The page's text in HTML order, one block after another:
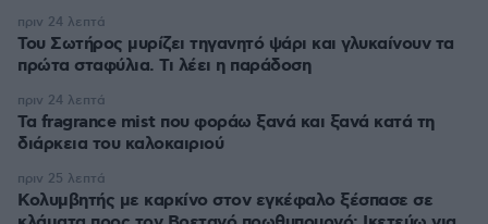
Του Σωτήρος μυρίζει τηγανητό ψάρι και γλυκαίνουν τα
πρώτα σταφύλια. Τι λέει η παράδοση
πριν 24 λεπτά
Τα fragrance mist που φοράω ξανά και ξανά κατά τη
διάρκεια του καλοκαιριού
πριν 24 λεπτά
Κολυμβητής με καρκίνο στον εγκέφαλο ξέσπασε σε
πριν 25 λεπτά